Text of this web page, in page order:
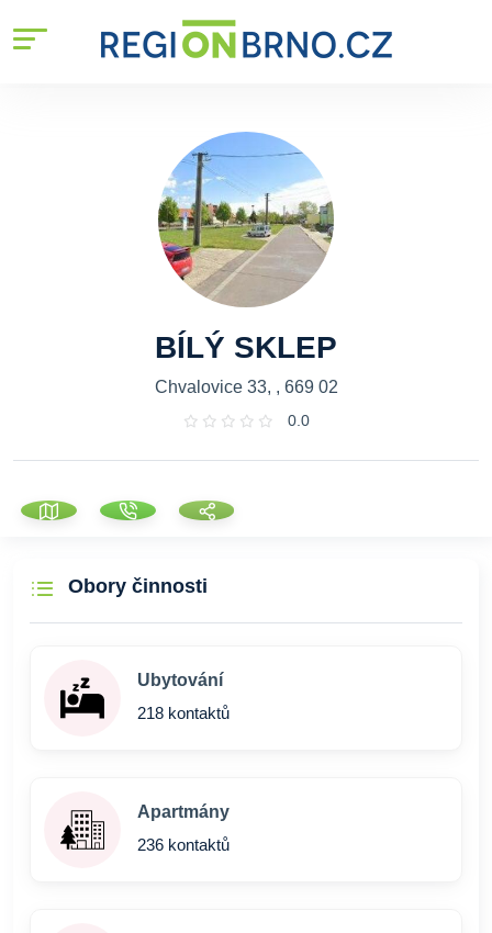
BÍLÝ SKLEP
Chvalovice 33, , 669 02
0.0
Obory činnosti
Ubytování
218 kontaktů
Apartmány
236 kontaktů